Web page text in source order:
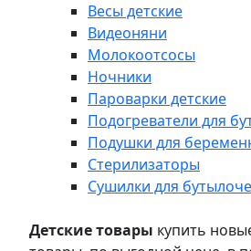
Весы детские
Видеоняни
Молокоотсосы
Ночники
Пароварки детские
Подогреватели для
Подушки для
Стерилизаторы
Сушилки для
Детские товары купить